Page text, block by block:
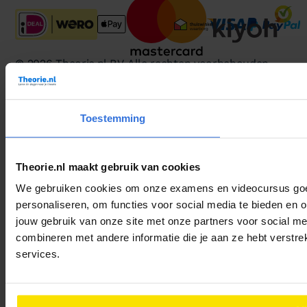
Toestemming
Theorie.nl maakt gebruik van cookies
We gebruiken cookies om onze examens en videocursus
personaliseren, om functies voor social media te bieden en
jouw gebruik van onze site met onze partners voor social
combineren met andere informatie die je aan ze hebt
services.
© 2026 Theorie.nl B.V. Alle rechten voorbehouden.
Voorwaarden